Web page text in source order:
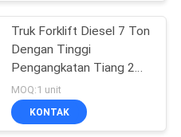
Listrik
Truk Forklift Diesel 7 Ton
Dengan Tinggi
Pengangkatan Tiang 2
Tahap 6m
MOQ:1 unit
KONTAK